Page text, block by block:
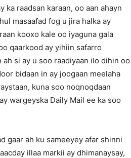
ka raadsan karaan, oo aan ahayn
masaafad fog u jira halka ay
kooxo kale oo iyaguna gala
qaarkood ay yihiin safarro
si ay u soo raadiyaan ilo dihin oo
bidaan in ay joogaan meelaha
kuna soo noqnoqdaan
wargeyska Daily Mail ee ka soo
gaar ah ku sameeyey afar shinni
illaa markii ay dhimanaysay,